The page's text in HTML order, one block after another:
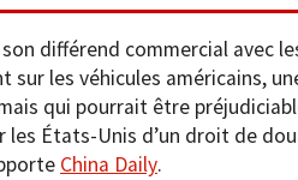
différend commercial avec
sur les véhicules américains,
qui pourrait être
les États-Unis d’un droit de
China Daily.